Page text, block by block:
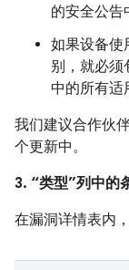
的安全公告
如果设备
别，就必须
中的所有适
我们建议合作伙
个更新中。
3. “类型”列中的
在漏洞详情表内